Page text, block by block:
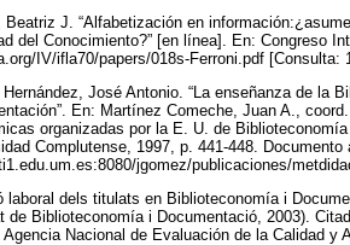
Beatriz J. “Alfabetización en
del Conocimiento?” [en línea]. En: Congreso
IV/ifla70/papers/018s-Ferroni.pdf [Consulta:
José Antonio. “La enseñanza de la
En: Martínez Comeche, Juan A.,
organizadas por la E. U. de
Complutense, 1997, p. 441-448. Documento
jgomez/publicaciones/
laboral dels titulats en Biblioteconomía i
de Biblioteconomía i Documentació, 2003).
Agencia Nacional de Evaluación de la Calidad y